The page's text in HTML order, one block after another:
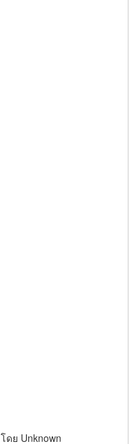
โดย Unknown